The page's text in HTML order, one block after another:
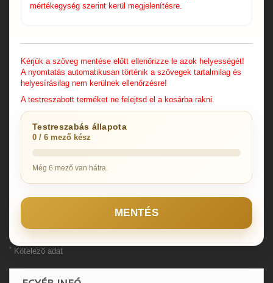
mértékegység szerint kerül megjelenítésre.
Kérjük a szöveg mentése előtt ellenőrizze le azok helyességét!
A nyomtatás automatikusan történik a szövegek tartalmilag és
helyesírásilag nem kerülnek ellenőrzésre!
A testreszabott terméket ne felejtsd el a kosárba rakni.
Testreszabás állapota
0 / 6 mező kész
Még 6 mező van hátra.
MENTÉS
* Kötelező adat